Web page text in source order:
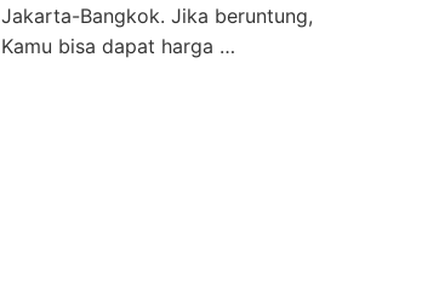
Jakarta-Bangkok. Jika beruntung,
Kamu bisa dapat harga …